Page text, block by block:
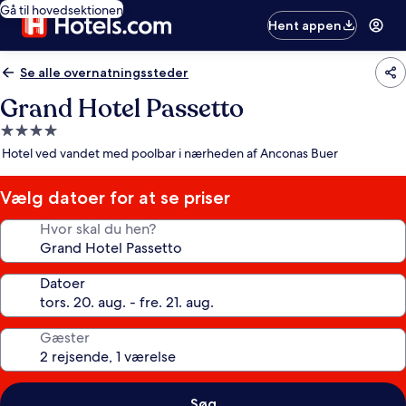
Gå til hovedsektionen
Hent appen
Se alle overnatningssteder
Grand Hotel Passetto
4.0-
stjernet
Hotel ved vandet med poolbar i nærheden af Anconas Buer
Vælg datoer for at se priser
Hvor skal du hen?
Datoer
Gæster